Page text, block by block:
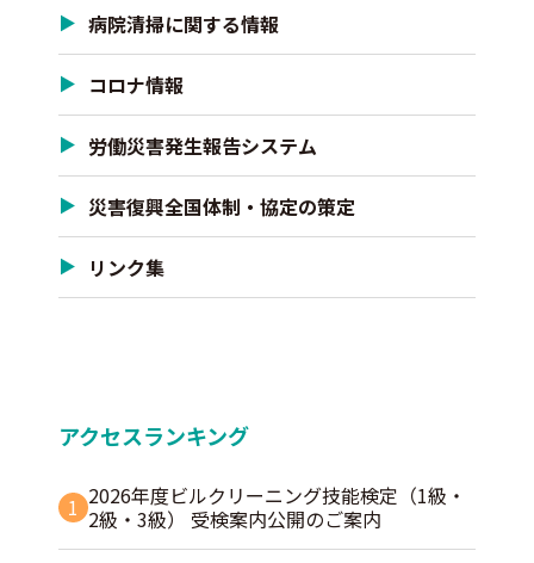
病院清掃に関する情報
コロナ情報
労働災害発生報告システム
災害復興全国体制・協定の策定
リンク集
アクセスランキング
1 2026年度ビルクリーニング技能検定（1級・
2級・3級） 受検案内公開のご案内